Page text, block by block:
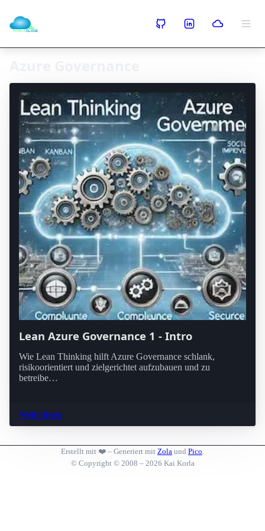
Lean Azure Governance 1 - Intro
Wie Lean Thinking hilft Azure Governance schlank,
risikoorientiert und zielgerichtet aufzubauen und zu
betreibe…
Weiterlesen
Erstellt mit ❤️ – Generiert mit Zola und Pico.
© Copyright © 2008 – 2026 Kai Korla